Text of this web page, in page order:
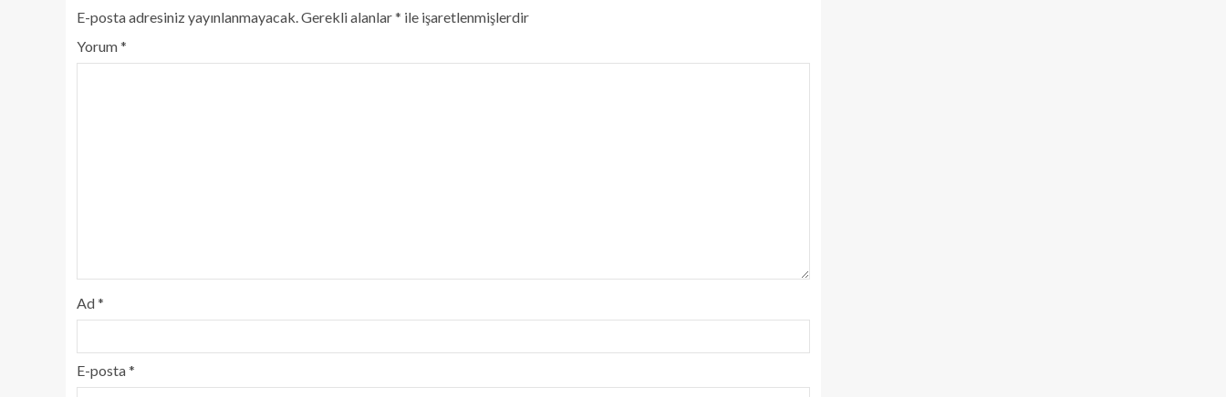
E-posta adresiniz yayınlanmayacak.Gerekli alanlar* ile işaretlenmişlerdir
Yorum*
Ad*
E-posta*